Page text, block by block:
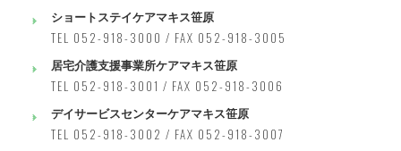
ショートステイケアマキス笹原
TEL 052-918-3000 / FAX 052-918-3005
居宅介護支援事業所ケアマキス笹原
TEL 052-918-3001 / FAX 052-918-3006
デイサービスセンターケアマキス笹原
TEL 052-918-3002 / FAX 052-918-3007